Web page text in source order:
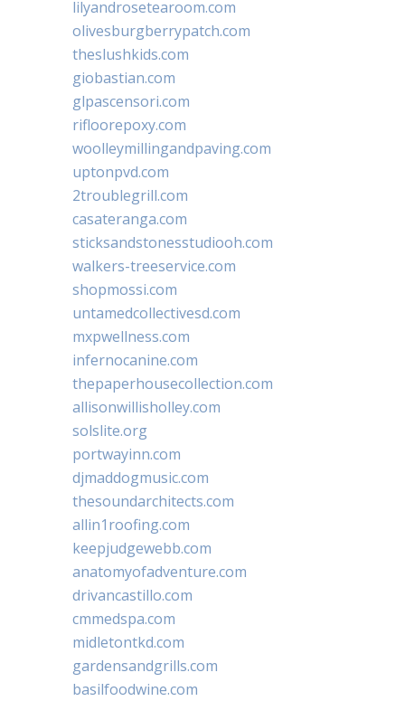
lilyandrosetearoom.com
olivesburgberrypatch.com
theslushkids.com
giobastian.com
glpascensori.com
rifloorepoxy.com
woolleymillingandpaving.com
uptonpvd.com
2troublegrill.com
casateranga.com
sticksandstonesstudiooh.com
walkers-treeservice.com
shopmossi.com
untamedcollectivesd.com
mxpwellness.com
infernocanine.com
thepaperhousecollection.com
allisonwillisholley.com
solslite.org
portwayinn.com
djmaddogmusic.com
thesoundarchitects.com
allin1roofing.com
keepjudgewebb.com
anatomyofadventure.com
drivancastillo.com
cmmedspa.com
midletontkd.com
gardensandgrills.com
basilfoodwine.com